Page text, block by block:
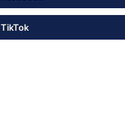
TikTok